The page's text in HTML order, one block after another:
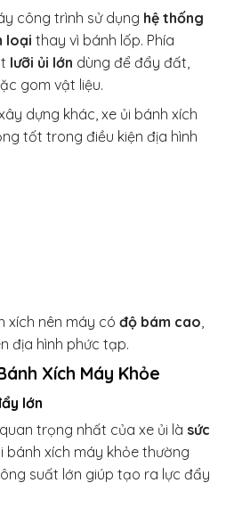
công trình sử dụng hệ thống
loại thay vì bánh lốp. Phía
lưỡi ủi lớn dùng để đẩy đất,
gom vật liệu.
dựng khác, xe ủi bánh xích
tốt trong điều kiện địa hình
xích nên máy có độ bám cao
địa hình phức tạp.
Xích Máy Khỏe
lớn
trọng nhất của xe ủi là sức
bánh xích máy khỏe thường
suất lớn giúp tạo ra lực đẩy